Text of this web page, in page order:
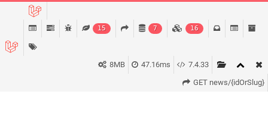
15 7 16
7.4.33
47.16ms
8MB
GET news/{idOrSlug}